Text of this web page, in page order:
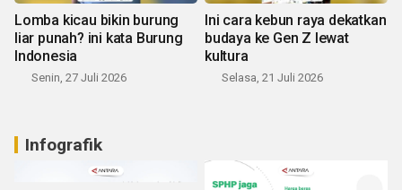
Lomba kicau bikin burung
liar punah? ini kata Burung
Indonesia
Senin, 27 Juli 2026
Ini cara kebun raya dekatkan
budaya ke Gen Z lewat
kultura
Selasa, 21 Juli 2026
Infografik